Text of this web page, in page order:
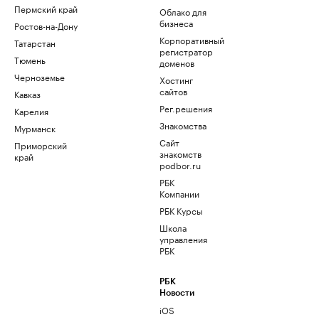
Пермский край
Ростов-на-Дону
Татарстан
Тюмень
Черноземье
Кавказ
Карелия
Мурманск
Приморский
край
Облако для
бизнеса
Корпоративный
регистратор
доменов
Хостинг
сайтов
Рег.решения
Знакомства
Сайт
знакомств
podbor.ru
РБК
Компании
РБК Курсы
Школа
управления
РБК
РБК
Новости
iOS